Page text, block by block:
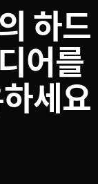
하드
어를
세요